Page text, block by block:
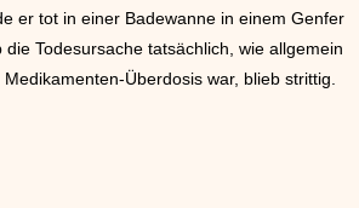
er tot in einer Badewanne in einem Genfer
Todesursache tatsächlich, wie allgemein
Überdosis war, blieb strittig.